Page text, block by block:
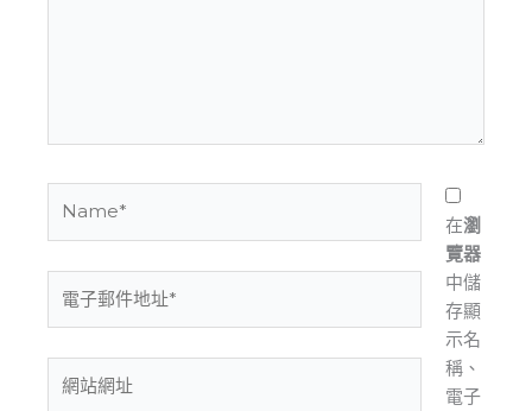
子
地
站
在瀏
覽器
中儲
存顯
示名
稱、
電子